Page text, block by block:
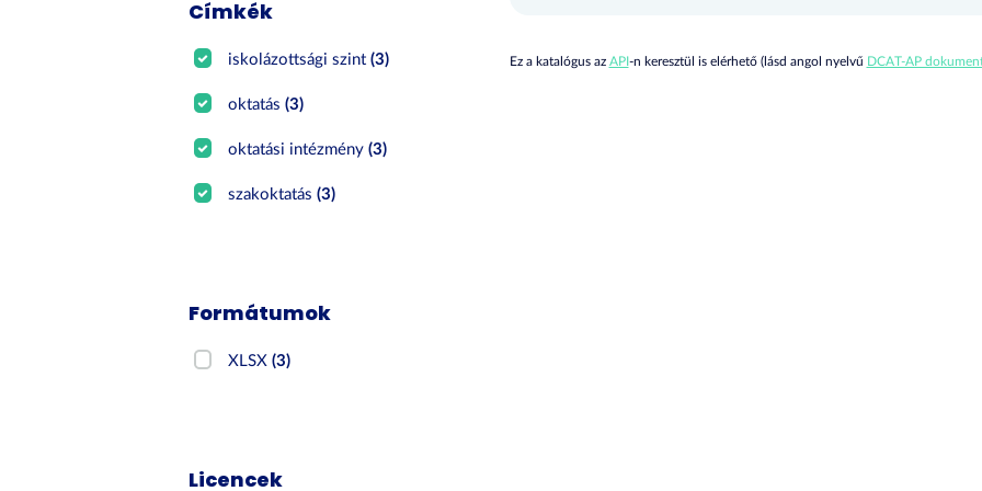
Címkék
iskolázottsági szint(3)
oktatás(3)
oktatási intézmény(3)
szakoktatás(3)
Formátumok
XLSX(3)
Licencek
Ez a katalógus az API-n keresztül is elérhető (lásd angol nyelvű DCAT-AP